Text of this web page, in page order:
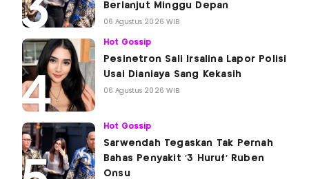
Berlanjut Minggu Depan
06 Agustus 2026 WIB
Hot Gossip
Pesinetron Sali Irsalina Lapor Polisi
Usai Dianiaya Sang Kekasih
06 Agustus 2026 WIB
Hot Gossip
Sarwendah Tegaskan Tak Pernah
Bahas Penyakit '3 Huruf' Ruben
Onsu